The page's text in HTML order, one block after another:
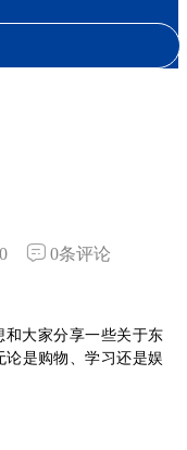
0
0条评论
和大家分享一些关于东
论是购物、学习还是娱